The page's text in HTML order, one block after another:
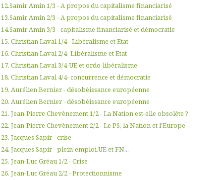
12.Samir Amin 1/3 - A propos du capitalisme financiarisé
13.Samir Amin 2/3 - A propos du capitalisme financiarisé
14.Samir Amin 3/3 - capitalisme financiarisé et démocratie
15. Christian Laval 1/4 - Libéralisme et Etat
16. Christian Laval 2/4- Libéralisme et Etat
17. Christian Laval 3/4-UE et ordo-libéralisme
18. Christian Laval 4/4- concurrence et démocratie
19. Aurélien Bernier - désobéissance européenne
20. Aurélien Bernier - désobéissance européenne
21. Jean-Pierre Chevènement 1/2 - La Nation est-elle obsolète ?
22. Jean-Pierre Chevènement 2/2 - Le PS, la Nation et l'Europe
23. Jacques Sapir - crise
24. Jacques Sapir - plein-emploi,UE et FN...
25. Jean-Luc Gréau 1/2 - Crise
26. Jean-Luc Gréau 2/2 - Protectionnisme